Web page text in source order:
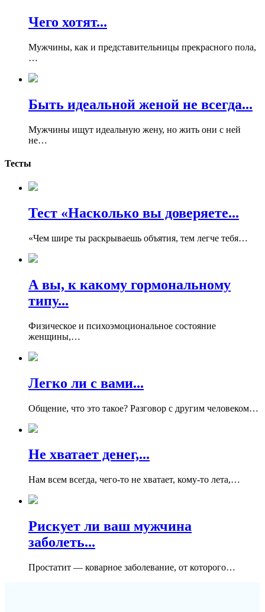
Чего хотят...
Мужчины, как и представительницы прекрасного пола,
…
Быть идеальной женой не всегда...
Мужчины ищут идеальную жену, но жить они с ней
не…
Тесты
Тест «Насколько вы доверяете...
«Чем шире ты раскрываешь объятия, тем легче тебя…
А вы, к какому гормональному
типу...
Физическое и психоэмоциональное состояние
женщины,…
Легко ли с вами...
Общение, что это такое? Разговор с другим человеком…
Не хватает денег,...
Нам всем всегда, чего-то не хватает, кому-то лета,…
Рискует ли ваш мужчина
заболеть...
Простатит — коварное заболевание, от которого…